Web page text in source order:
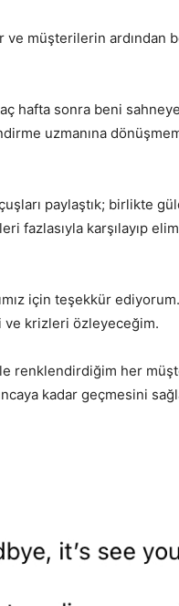
ve müşterilerin ardından
hafta sonra beni sahneye
uzmanına
paylaştık; birlikte
fazlasıyla karşılayıp
için teşekkür
krizleri özleyeceğim.
renklendirdiğim her
kadar geçmesini